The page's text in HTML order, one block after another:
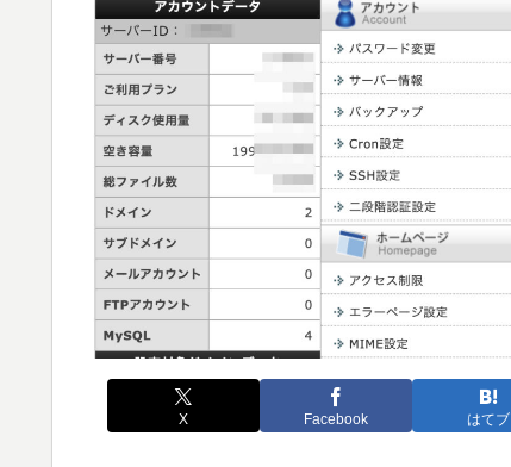
X Facebook はてブ